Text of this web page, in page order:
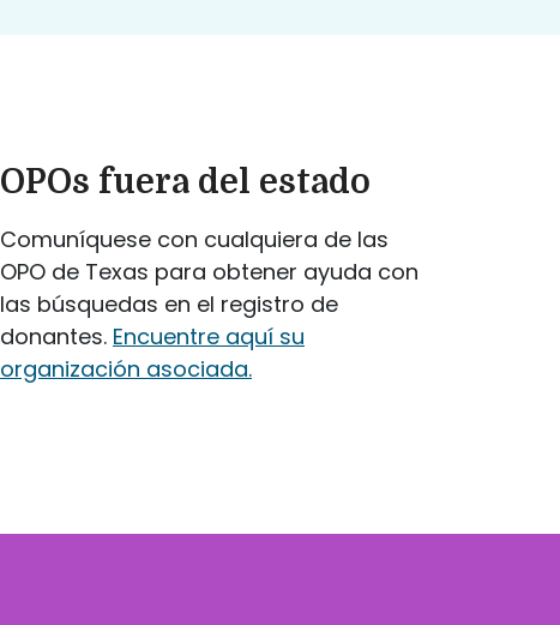
OPOs fuera del estado
Comuníquese con cualquiera de las
OPO de Texas para obtener ayuda con
las búsquedas en el registro de
donantes. Encuentre aquí su
organización asociada.